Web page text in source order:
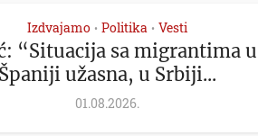
Izdvajamo • Politika • Vesti
“Situacija sa migrantima u
Španiji užasna, u Srbiji...
01.08.2026.